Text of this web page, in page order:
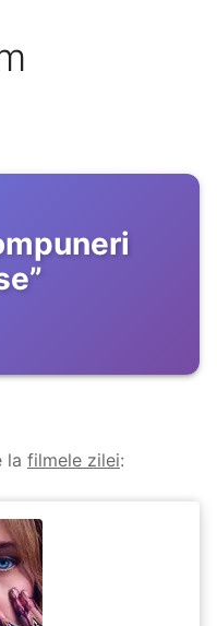
”
la filmele zilei: